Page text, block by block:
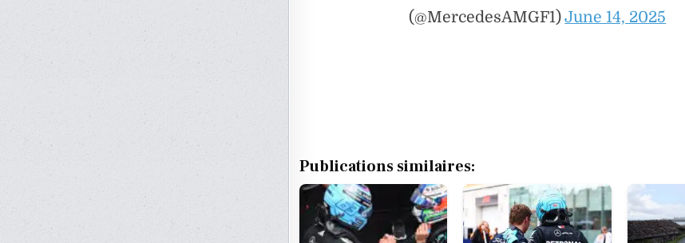
(@MercedesAMGF1)June 14, 2025
Publications similaires: